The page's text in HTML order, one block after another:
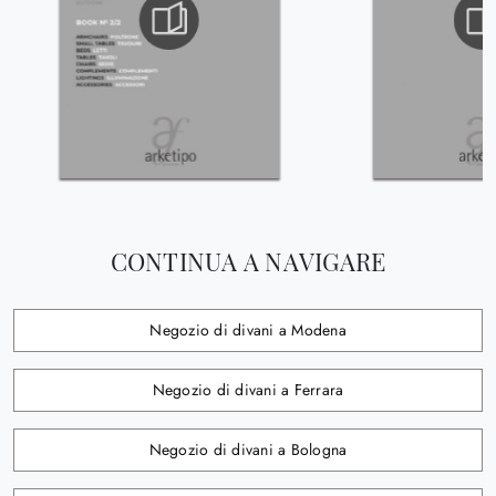
CONTINUA A NAVIGARE
Negozio di divani a Modena
Negozio di divani a Ferrara
Negozio di divani a Bologna